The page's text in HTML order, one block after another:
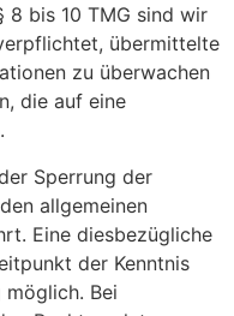
8 bis 10 TMG sind wir
übermittelte
zu überwachen
die auf eine
Sperrung der
allgemeinen
Eine diesbezügliche
der Kenntnis
Bei